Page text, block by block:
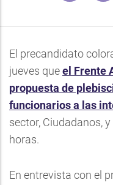
El precandidato
jueves queel Frente
propuesta de
funcionarios a las
sector, Ciudadanos,
horas.
En entrevista con el